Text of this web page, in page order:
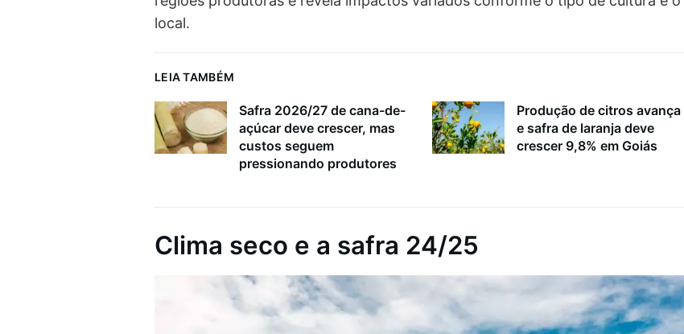
local.
LEIA TAMBÉM
Safra 2026/27 de cana-de-
açúcar deve crescer, mas
custos seguem
pressionando produtores
Produção de citros avança
e safra de laranja deve
crescer 9,8% em Goiás
Clima seco e a safra 24/25